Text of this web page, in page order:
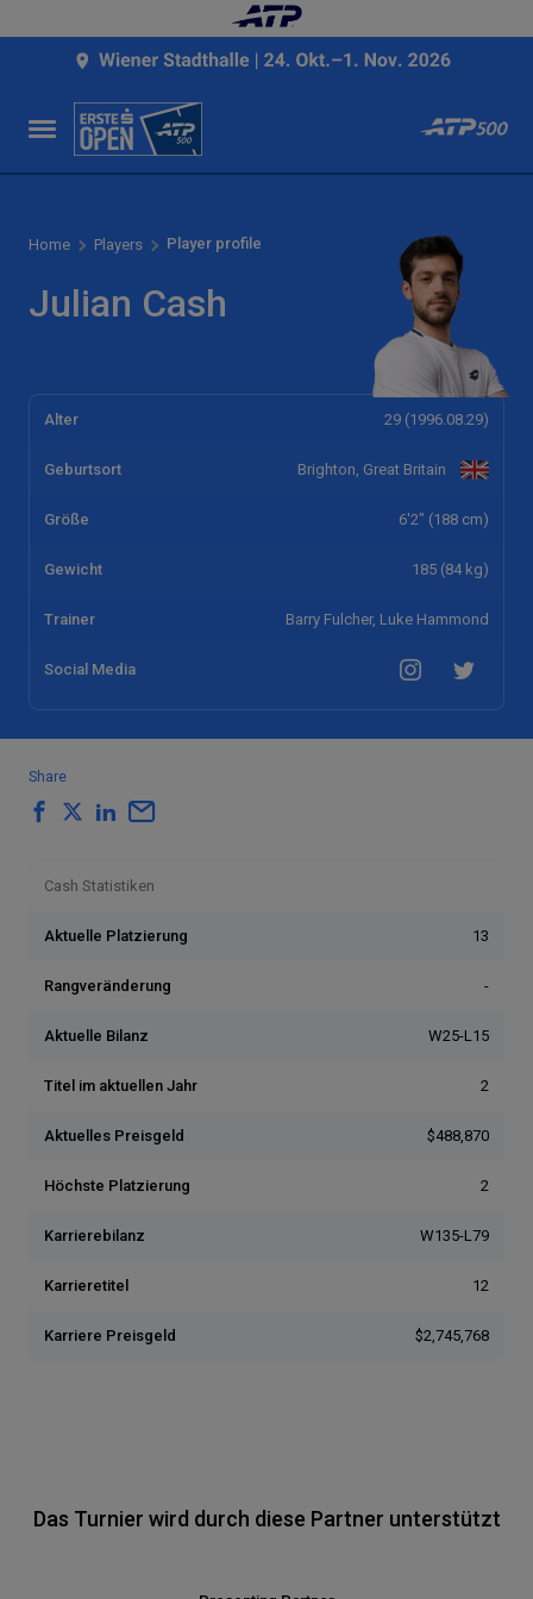
Home Players Player profile
Julian Cash
Alter 29 (1996.08.29)
Geburtsort Brighton, Great Britain
Größe 6'2" (188 cm)
Gewicht 185 (84 kg)
Trainer Barry Fulcher, Luke Hammond
Social Media
Share
Cash Statistiken
Aktuelle Platzierung 13
Rangveränderung -
Aktuelle Bilanz W25-L15
Titel im aktuellen Jahr 2
Aktuelles Preisgeld $488,870
Höchste Platzierung 2
Karrierebilanz W135-L79
Karrieretitel 12
Karriere Preisgeld $2,745,768
Das Turnier wird durch diese Partner unterstützt